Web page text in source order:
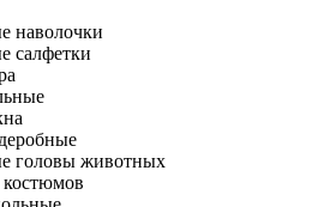
наволочки
салфетки
головы животных